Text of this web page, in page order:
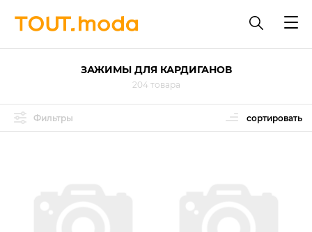
ЗАЖИМЫ ДЛЯ КАРДИГАНОВ
204 товара
Фильтры сортировать